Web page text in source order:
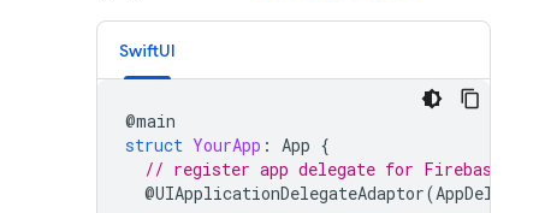
SwiftUI
@main
struct YourApp : App {
// register app delegate for Firebase
@UIApplicationDelegateAdaptor(